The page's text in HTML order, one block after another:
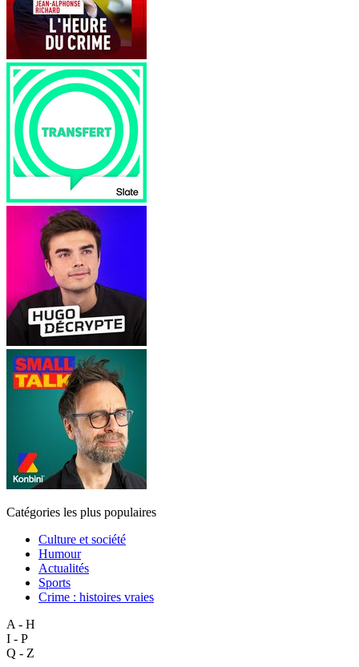
Catégories les plus populaires
Culture et société
Humour
Actualités
Sports
Crime : histoires vraies
A - H
I - P
Q - Z